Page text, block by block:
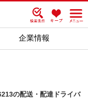
企業情報
の配送・配達ドライバ